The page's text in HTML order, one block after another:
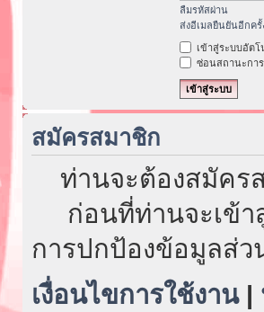
ลืมรหัสผ่าน
ส่งอีเมลยืนยันอีกครั้
เข้าสู่ระบบอัตโ
ซ่อนสถานะกา
สมัครสมาชิก
ท่านจะต้องสมัคร
ก่อนที่ท่านจะเข้า
การปกป้องข้อมูลส่
เงื่อนไขการใช้งาน|